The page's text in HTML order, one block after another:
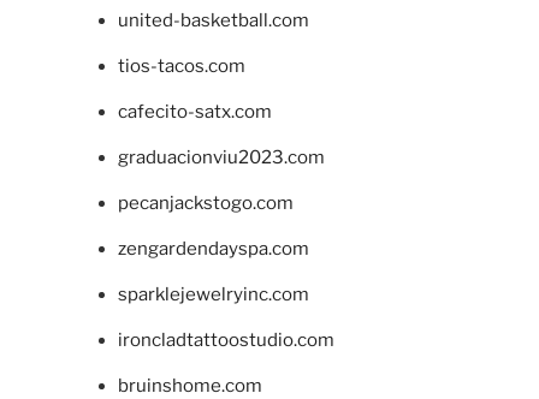
united-basketball.com
tios-tacos.com
cafecito-satx.com
graduacionviu2023.com
pecanjackstogo.com
zengardendayspa.com
sparklejewelryinc.com
ironcladtattoostudio.com
bruinshome.com